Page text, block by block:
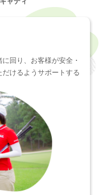
回り、お客様が安全・
けるようサポートする